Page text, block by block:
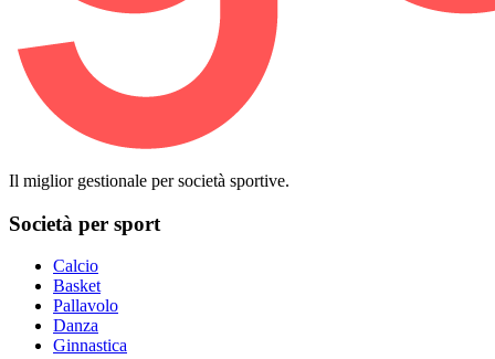
Il miglior gestionale per società sportive.
Società per sport
Calcio
Basket
Pallavolo
Danza
Ginnastica